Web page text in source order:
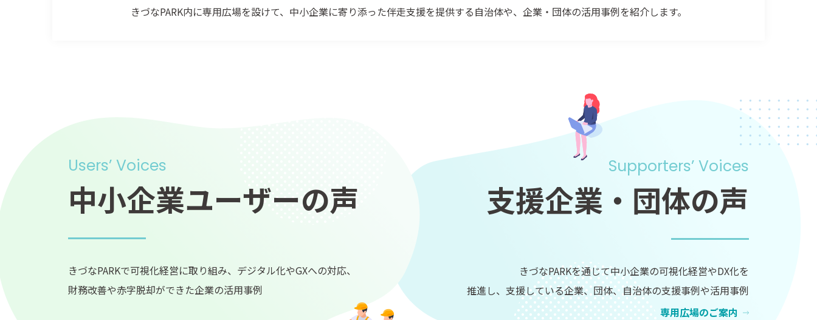
きづなPARK内に専用広場を設けて、中小企業に寄り添った伴走支援を提供する自治体や、企業・団体の活用事例を紹介します。
Users’ Voices
中小企業ユーザーの声
きづなPARKで可視化経営に取り組み、デジタル化やGXへの対応、
財務改善や赤字脱却ができた企業の活用事例
Supporters’ Voices
支援企業・団体の声
きづなPARKを通じて中小企業の可視化経営やDX化を
推進し、支援している企業、団体、自治体の支援事例や活用事例
専用広場のご案内